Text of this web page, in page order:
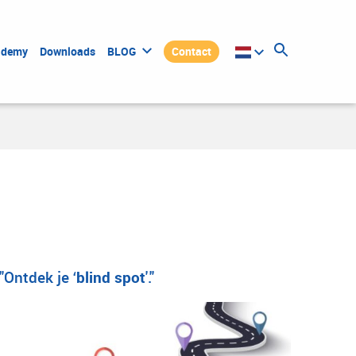
Downloads BLOG Contact
"Ontdek je ‘blind spot'."